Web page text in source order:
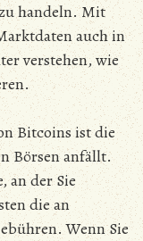
handeln. Mit
auch in
verstehen, wie
Bitcoins ist die
Börsen anfällt.
an der Sie
die an
Wenn Sie